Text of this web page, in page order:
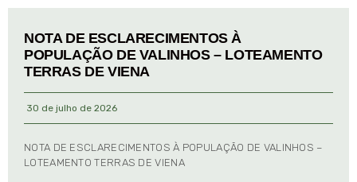
NOTA DE ESCLARECIMENTOS À
POPULAÇÃO DE VALINHOS – LOTEAMENTO
TERRAS DE VIENA
30 de julho de 2026
NOTA DE ESCLARECIMENTOS À POPULAÇÃO DE VALINHOS –
LOTEAMENTO TERRAS DE VIENA